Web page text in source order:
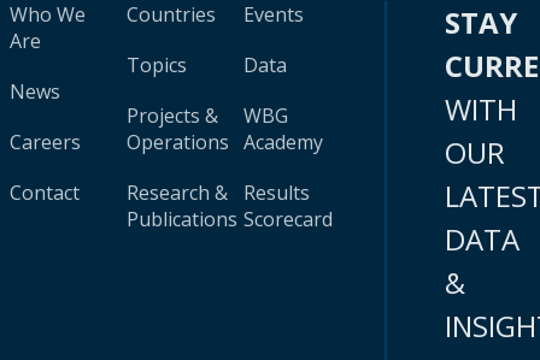
Who We
Are
News
Careers
Contact
Countries
Topics
Projects &
Operations
Research &
Publications
Events
Data
WBG
Academy
Results
Scorecard
STAY
WITH
OUR
DATA
&